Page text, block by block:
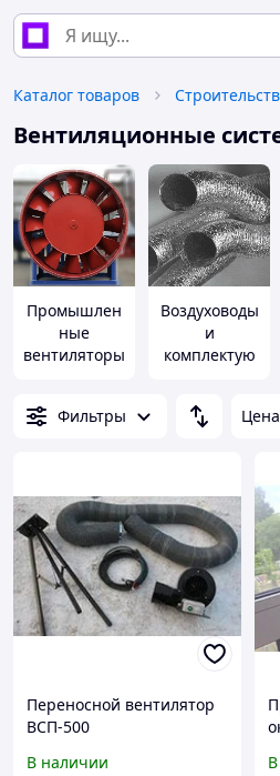
Каталог товаров
Вентиляционные
Промышлен
ные
вентиляторы
Воздуховоды
и
комплектую
Фильтры
Цена
Переносной вентилятор
ВСП-500
В наличии